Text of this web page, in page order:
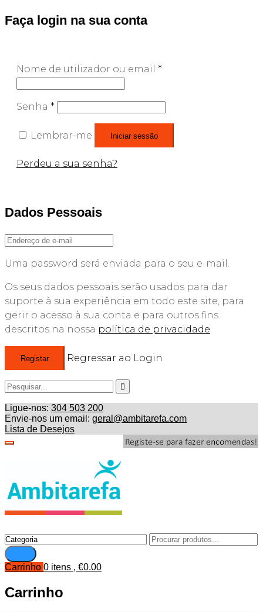
Faça login na sua conta
Nome de utilizador ou email *
Senha *
Lembrar-me Iniciar sessão
Perdeu a sua senha?
Dados Pessoais
Uma password será enviada para o seu e-mail.
Os seus dados pessoais serão usados para dar
suporte à sua experiência em todo este site, para
gerir o acesso à sua conta e para outros fins
descritos na nossa política de privacidade.
Registar Regressar ao Login
Ligue-nos: 304 503 200
Envie-nos um email: geral@ambitarefa.com
Lista de Desejos
Carrinho 0 itens , €0.00
Carrinho